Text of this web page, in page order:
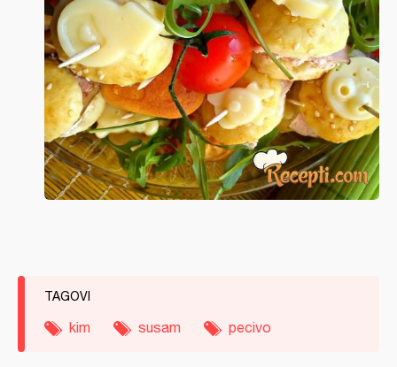
TAGOVI
kim susam pecivo